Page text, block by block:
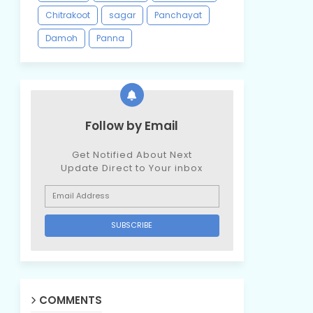
Chitrakoot sagar
Panchayat
Damoh
Panna
Follow by Email
Get Notified About Next
Update Direct to Your inbox
COMMENTS